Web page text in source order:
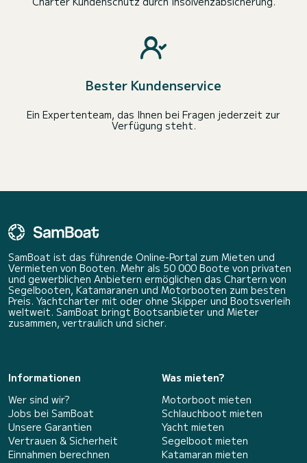
Bester Kundenservice
Ein Expertenteam, das Ihnen bei Fragen jederzeit zur
Verfügung steht.
SamBoat ist das führende Online-Portal zum Mieten und
Vermieten von Booten. Mehr als 50 000 Boote von privaten
und gewerblichen Anbietern ermöglichen das Chartern von
Segelbooten, Katamaranen und Motorbooten zum besten
Preis. Yachtcharter mit oder ohne Skipper und Bootsverleih
weltweit. SamBoat bringt Bootsanbieter und Mieter
zusammen, vertraulich und sicher.
Informationen
Wer sind wir?
Jobs bei SamBoat
Unsere Garantien
Vertrauen & Sicherheit
Einnahmen berechnen
Was mieten?
Motorboot mieten
Schlauchboot mieten
Yacht mieten
Segelboot mieten
Katamaran mieten